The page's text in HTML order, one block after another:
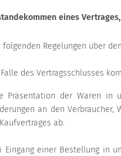
eines
folgenden Regelungen über
des Vertragsschlusses
Präsentation der Waren in
an den
ab.
Eingang einer Bestellung in